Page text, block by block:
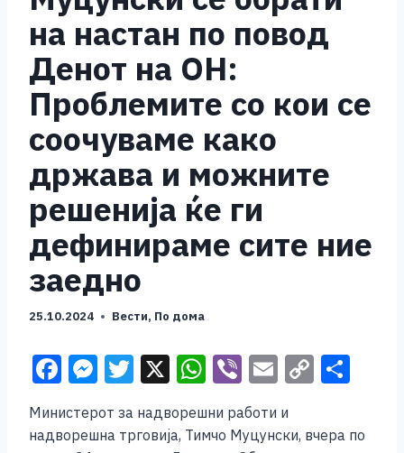
на настан по повод
Денот на ОН:
Проблемите со кои се
соочуваме како
држава и можните
решенија ќе ги
дефинираме сите ние
заедно
25.10.2024 Вести, По дома
F
c
M
ss
T
tt
X W
at
Vi
b
er
E
ai
C
p ar
Министерот за надворешни работи и
надворешна трговија, Тимчо Муцунски, вчера по